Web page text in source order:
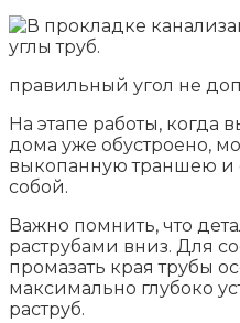
правильный угол не
На этапе работы, когда
дома уже обустроено,
выкопанную траншею и
собой.
Важно помнить, что
раструбами вниз. Для
промазать края трубы
максимально глубоко
раструб.